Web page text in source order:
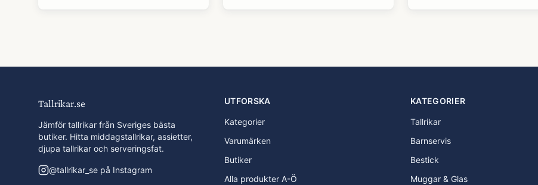
Tallrikar.se
Jämför tallrikar från Sveriges bästa
butiker. Hitta middagstallrikar, assietter,
djupa tallrikar och serveringsfat.
@tallrikar_se på Instagram
UTFORSKA
Kategorier
Varumärken
Butiker
Alla produkter A-Ö
KATEGORIER
Tallrikar
Barnservis
Bestick
Muggar & Glas